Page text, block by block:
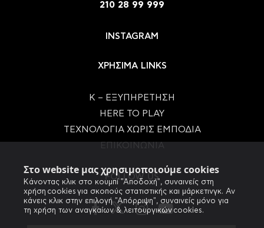
Στο website μας χρησιμοποιούμε cookies
Κάνοντας κλικ στο κουμπί "Αποδοχή", συναινείς στη
χρήση cookies για σκοπούς στατιστικής και μάρκετινγκ. Αν
κάνεις κλικ στην επιλογή "Απόρριψη", συναινείς μόνο για
τη χρήση των αναγκαίων & λειτουργικών cookies.
210 28 99 999
INSTAGRAM
ΧΡΗΣΙΜΑ LINKS
Κ – ΕΞΥΠΗΡΕΤΗΣΗ
HERE TO PLAY
ΤΕΧΝΟΛΟΓΙΑ ΧΩΡΙΣ ΕΜΠΟΔΙΑ
FOLLOW US